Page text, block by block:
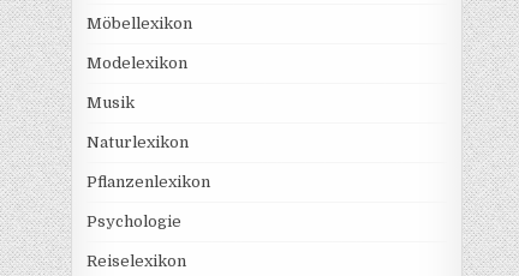
Möbellexikon
Modelexikon
Musik
Naturlexikon
Pflanzenlexikon
Psychologie
Reiselexikon